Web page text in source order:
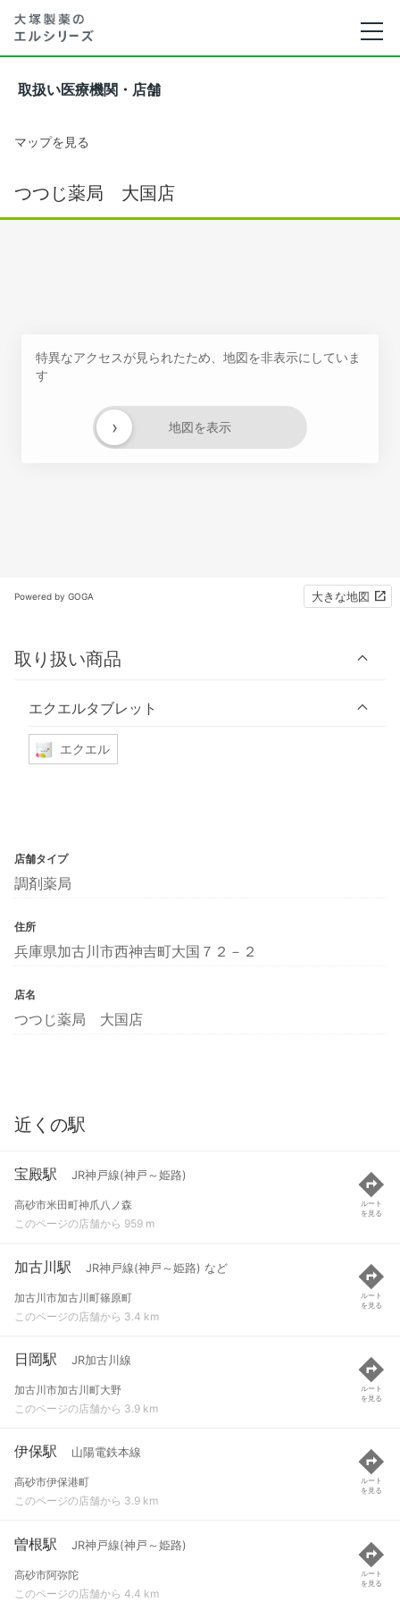
取扱い医療機関・店舗
マップを見る
つつじ薬局 大国店
特異なアクセスが見られたため、地図を非表示にしていま
す
地図を表示
›
Powered by GOGA 大きな地図
取り扱い商品
エクエルタブレット
エクエル
店舗タイプ
調剤薬局
住所
兵庫県加古川市西神吉町大国７２－２
店名
つつじ薬局 大国店
近くの駅
宝殿駅 JR神戸線(神戸～姫路)
高砂市米田町神爪八ノ森
このページの店舗から 959 m
ルート
を見る
加古川駅 JR神戸線(神戸～姫路) など
加古川市加古川町篠原町
このページの店舗から 3.4 km
ルート
を見る
日岡駅 JR加古川線
加古川市加古川町大野
このページの店舗から 3.9 km
ルート
を見る
伊保駅 山陽電鉄本線
高砂市伊保港町
このページの店舗から 3.9 km
ルート
を見る
曽根駅 JR神戸線(神戸～姫路)
高砂市阿弥陀
このページの店舗から 4.4 km
ルート
を見る